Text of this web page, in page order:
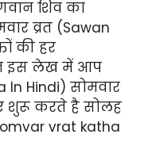
शिव का
व्रत (Sawan
की हर
इस लेख में आप
Hindi) सोमवार
शुरू करते है सोलह
vrat katha